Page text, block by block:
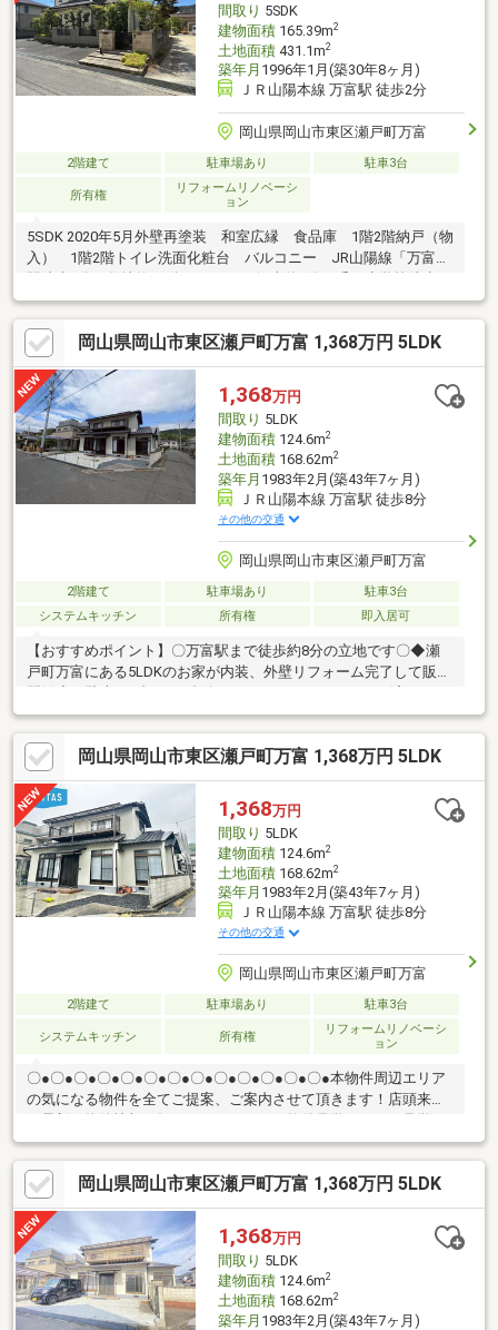
間取り 5SDK
建物面積165.39m2
土地面積431.1m2
築年月 1996年1月(築30年8ヶ月)
ＪＲ山陽本線 万富駅 徒歩2分
岡山県岡山市東区瀬戸町万富
2階建て 駐車場あり 駐車3台
所有権
リフォームリノベーシ
ョン
5SDK 2020年5月外壁再塗装 和室広縁 食品庫 1階2階納戸（物
入） 1階2階トイレ洗面化粧台 バルコニー JR山陽線「万富」
分 郵便局徒歩2分 ファミリーマート徒歩3分 山陽道瀬戸IC車
で約3分 ※車庫サイズ要確認
岡山県岡山市東区瀬戸町万富 1,368万円 5LDK
1,368万円
間取り 5LDK
建物面積124.6m2
土地面積168.62m2
築年月 1983年2月(築43年7ヶ月)
ＪＲ山陽本線 万富駅 徒歩8分
その他の交通
岡山県岡山市東区瀬戸町万富
2階建て 駐車場あり
駐車3台
システムキッチン
所有権 即入居可
【おすすめポイント】〇万富駅まで徒歩約8分の立地です〇◆瀬
戸町万富にある5LDKのお家が内装、外壁リフォーム完了して販売
開始◆・駐車は3台から4台停められます。・リフォーム済のため
即生活が始められます。・リビングは約16帖でゆったりしていま
す。・1階にはくつろげる約6.0帖の和室あり♪・内装（床、壁）水
回り新品交換済♪・南向きバルコニーで日当たり良好【周辺環
境】・千種小学校まで徒歩約12分・万富郵便局まで徒歩約8分・
ファミリーマート 岡山瀬戸万富店まで徒歩約12分〇お問い合わせ
〇見学希望、詳細気になる方は下記まで♪ばんな不動産 086-201-
3488
岡山県岡山市東区瀬戸町万富 1,368万円 5LDK
1,368万円
間取り 5LDK
建物面積124.6m2
土地面積168.62m2
築年月 1983年2月(築43年7ヶ月)
ＪＲ山陽本線 万富駅 徒歩8分
その他の交通
岡山県岡山市東区瀬戸町万富
2階建て 駐車場あり 駐車3台
システムキッチン 所有権
リフォームリノベーシ
ョン
〇●〇●〇●〇●〇●〇●〇●〇●〇●〇●〇●〇●〇●本物件周辺エリア
の気になる物件を全てご提案、ご案内させて頂きます！店頭来店
アーは【その場確定！ 見学予約する（無料）からご予約下さ
い】〇●〇●〇●〇●〇●〇●〇●〇●〇●〇●〇●〇●〇●2026年2月リ
フォーム済み！本日のご内覧可能です！！駐車4台可能！※車種に
よります〇●〇●〇●〇●〇●〇●〇●〇●〇●〇●〇●〇●〇●住まいの
こと、マルっと。SUMiTASが住まい探しを徹底サポートします〇
●〇●〇●〇●〇●〇●〇●〇●〇●〇●〇●〇●〇●
岡山県岡山市東区瀬戸町万富 1,368万円 5LDK
1,368万円
間取り 5LDK
建物面積124.6m2
土地面積168.62m2
築年月 1983年2月(築43年7ヶ月)